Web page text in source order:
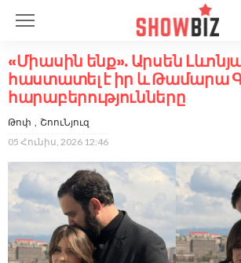
«Միասին ենք». Արսեն
հաստատել է իր և Թամարա
հարաբերությունները
Թոփ
ՇոուՆյուզ
05 Հունիս, 2026 12:46